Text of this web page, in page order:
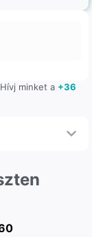
minket a +36